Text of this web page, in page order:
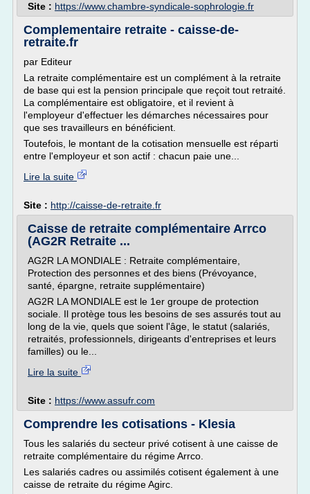
Site : https://www.chambre-syndicale-sophrologie.fr
Complementaire retraite - caisse-de-
retraite.fr
par Editeur
La retraite complémentaire est un complément à la retraite
de base qui est la pension principale que reçoit tout retraité.
La complémentaire est obligatoire, et il revient à
l'employeur d'effectuer les démarches nécessaires pour
que ses travailleurs en bénéficient.
Toutefois, le montant de la cotisation mensuelle est réparti
entre l'employeur et son actif : chacun paie une...
Lire la suite
Site : http://caisse-de-retraite.fr
Caisse de retraite complémentaire Arrco
(AG2R Retraite ...
AG2R LA MONDIALE : Retraite complémentaire,
Protection des personnes et des biens (Prévoyance,
santé, épargne, retraite supplémentaire)
AG2R LA MONDIALE est le 1er groupe de protection
sociale. Il protège tous les besoins de ses assurés tout au
long de la vie, quels que soient l'âge, le statut (salariés,
retraités, professionnels, dirigeants d'entreprises et leurs
familles) ou le...
Lire la suite
Site : https://www.assufr.com
Comprendre les cotisations - Klesia
Tous les salariés du secteur privé cotisent à une caisse de
retraite complémentaire du régime Arrco.
Les salariés cadres ou assimilés cotisent également à une
caisse de retraite du régime Agirc.